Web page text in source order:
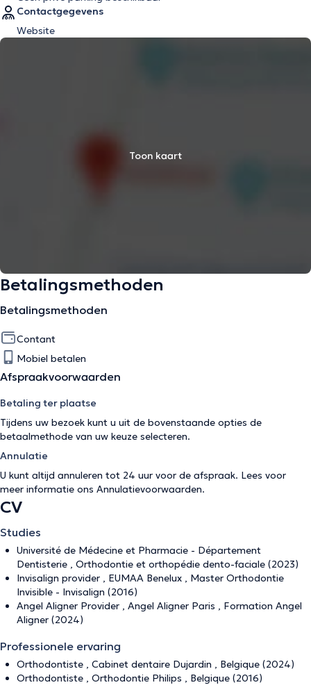
Contactgegevens
Website
Toon kaart
Betalingsmethoden
Betalingsmethoden
Contant
Mobiel betalen
Afspraakvoorwaarden
Betaling ter plaatse
Tijdens uw bezoek kunt u uit de bovenstaande opties de
betaalmethode van uw keuze selecteren.
Annulatie
U kunt altijd annuleren tot 24 uur voor de afspraak. Lees voor
meer informatie ons Annulatievoorwaarden.
CV
Studies
Université de Médecine et Pharmacie - Département
Dentisterie , Orthodontie et orthopédie dento-faciale (2023)
Invisalign provider , EUMAA Benelux , Master Orthodontie
Invisible - Invisalign (2016)
Angel Aligner Provider , Angel Aligner Paris , Formation Angel
Aligner (2024)
Professionele ervaring
Orthodontiste , Cabinet dentaire Dujardin , Belgique (2024)
Orthodontiste , Orthodontie Philips , Belgique (2016)